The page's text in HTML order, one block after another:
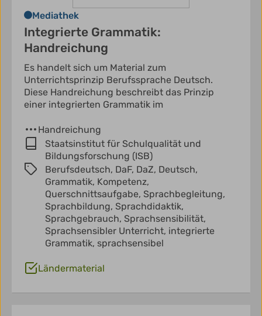
Mediathek
Integrierte Grammatik:
Handreichung
Es handelt sich um Material zum
Unterrichtsprinzip Berufssprache Deutsch.
Diese Handreichung beschreibt das Prinzip
einer integrierten Grammatik im
Handreichung
Staatsinstitut für Schulqualität und
Bildungsforschung (ISB)
Berufsdeutsch, DaF, DaZ, Deutsch,
Grammatik, Kompetenz,
Querschnittsaufgabe, Sprachbegleitung,
Sprachbildung, Sprachdidaktik,
Sprachgebrauch, Sprachsensibilität,
Sprachsensibler Unterricht, integrierte
Grammatik, sprachsensibel
Ländermaterial